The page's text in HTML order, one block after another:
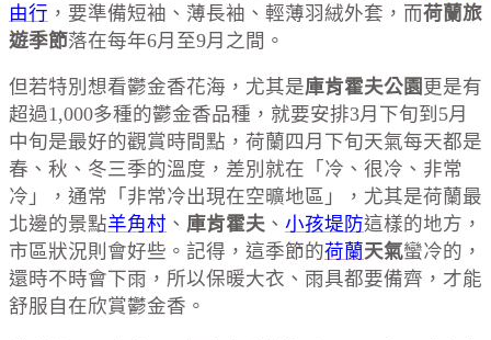
由行 ，要準備短袖、薄長袖、輕薄羽絨外套，而荷蘭旅
遊季節落在每年6月至9月之間。
但若特別想看鬱金香花海，尤其是庫肯霍夫公園 更是有
超過1,000多種的鬱金香品種，就要安排3月下旬到5月
中旬是最好的觀賞時間點，荷蘭四月下旬天氣每天都是
春、秋、冬三季的溫度，差別就在「冷、很冷、非常
冷」，通常「非常冷出現在空曠地區」，尤其是荷蘭最
北邊的景點羊角村 、 庫肯霍夫 、 小孩堤防這樣的地方，
市區狀況則會好些。記得，這季節的荷蘭天氣蠻冷的，
還時不時會下雨，所以保暖大衣、雨具都要備齊，才能
舒服自在欣賞鬱金香。